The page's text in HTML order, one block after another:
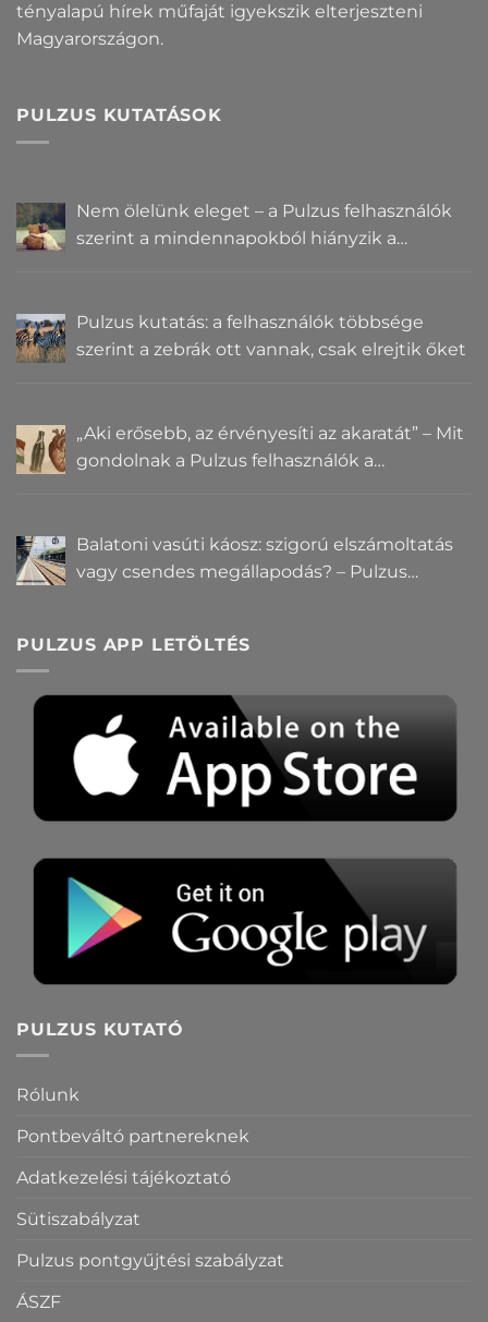
tényalapú hírek műfaját igyekszik elterjeszteni
Magyarországon.
PULZUS KUTATÁSOK
Nem ölelünk eleget – a Pulzus felhasználók
szerint a mindennapokból hiányzik a
Pulzus kutatás: a felhasználók többsége
szerint a zebrák ott vannak, csak elrejtik őket
„Aki erősebb, az érvényesíti az akaratát” – Mit
gondolnak a Pulzus felhasználók a
Balatoni vasúti káosz: szigorú elszámoltatás
vagy csendes megállapodás? – Pulzus
PULZUS APP LETÖLTÉS
PULZUS KUTATÓ
Rólunk
Pontbeváltó partnereknek
Adatkezelési tájékoztató
Sütiszabályzat
Pulzus pontgyűjtési szabályzat
ÁSZF